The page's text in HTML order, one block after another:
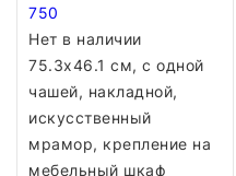
750
Нет в наличии
75.3x46.1 см, с одной
чашей, накладной,
искусственный
мрамор, крепление на
мебельный шкаф